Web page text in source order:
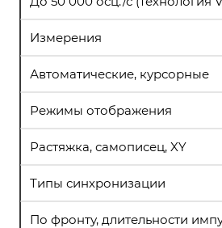
Измерения
Автоматические, курсорные
Режимы отображения
Растяжка, самописец, XY
Типы синхронизации
По фронту, длительности